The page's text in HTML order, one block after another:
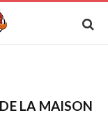
LA MAISON